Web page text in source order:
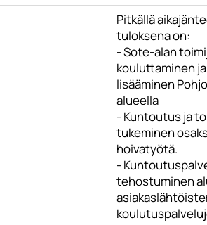
Pitkällä
tuloksena on:
- Sote-alan
kouluttaminen
lisääminen
alueella
- Kuntoutus ja
tukeminen
hoivatyötä.
-
tehostuminen